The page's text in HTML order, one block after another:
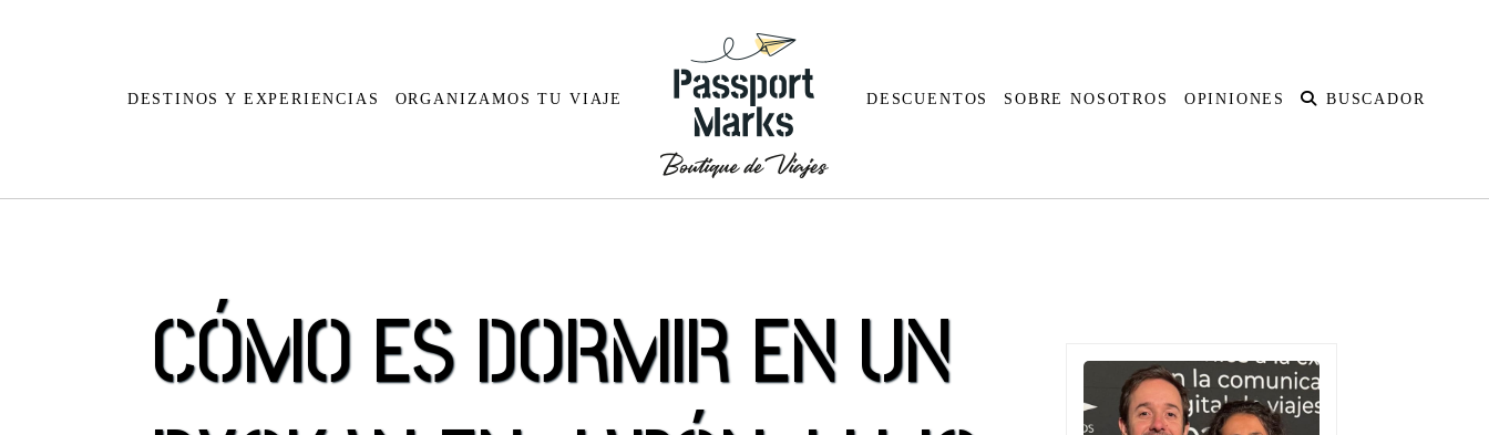
DESTINOS Y EXPERIENCIAS
Cabo Verde
Egipto
Kenia
Bolivia
Brasil
Austria
Bélgica
Croacia
Bali
Butan Nueva Zelanda
Polinesia Francesa
ORGANIZAMOS TU VIAJE DESCUENTOS SOBRE NOSOTROS OPINIONES BUSCADOR
CÓMO ES DORMIR EN UN